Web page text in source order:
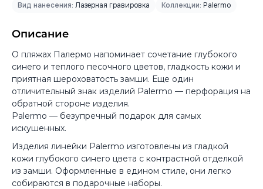
Вид нанесения: Лазерная гравировка Коллекции: Palermo
Описание
О пляжах Палермо напоминает сочетание глубокого
синего и теплого песочного цветов, гладкость кожи и
приятная шероховатость замши. Еще один
отличительный знак изделий Palermo — перфорация на
обратной стороне изделия.
Palermo — безупречный подарок для самых
искушенных.
Изделия линейки Palermo изготовлены из гладкой
кожи глубокого синего цвета с контрастной отделкой
из замши. Оформленные в едином стиле, они легко
собираются в подарочные наборы.